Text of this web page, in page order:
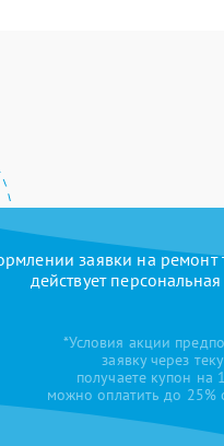
заявки на ремонт
действует
*Условия акции
заявку через
получаете купон
можно оплатить до 25%